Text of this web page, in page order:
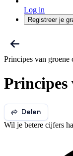
Log in
Registreer je
Principes van groene
Principes
Delen
Wil je betere cijfers